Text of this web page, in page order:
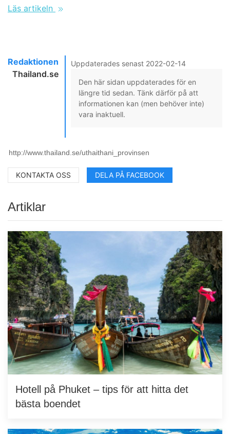
Läs artikeln
Redaktionen
Thailand.se
Uppdaterades senast 2022-02-14
Den här sidan uppdaterades för en
längre tid sedan. Tänk därför på att
informationen kan (men behöver inte)
vara inaktuell.
KONTAKTA OSS DELA PÅ FACEBOOK
Artiklar
Hotell på Phuket – tips för att hitta det
bästa boendet